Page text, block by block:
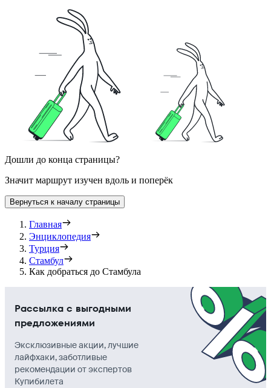
Дошли до конца страницы?
Значит маршрут изучен вдоль и поперёк
Вернуться к началу страницы
Главная
Энциклопедия
Турция
Стамбул
Как добраться до Стамбула
Рассылка с выгодными
предложениями
Эксклюзивные акции, лучшие
лайфхаки, заботливые
рекомендации от экспертов
Купибилета